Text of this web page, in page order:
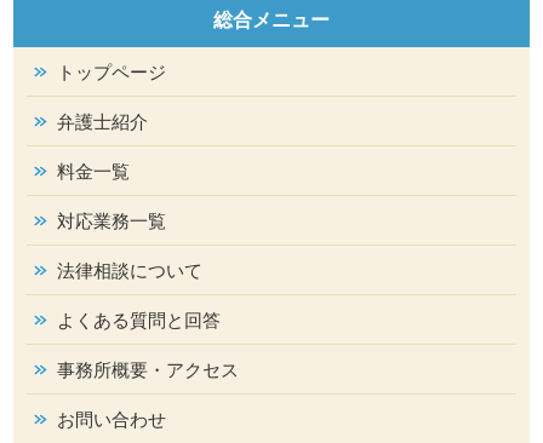
総合メニュー
トップページ
弁護士紹介
料金一覧
対応業務一覧
法律相談について
よくある質問と回答
事務所概要・アクセス
お問い合わせ